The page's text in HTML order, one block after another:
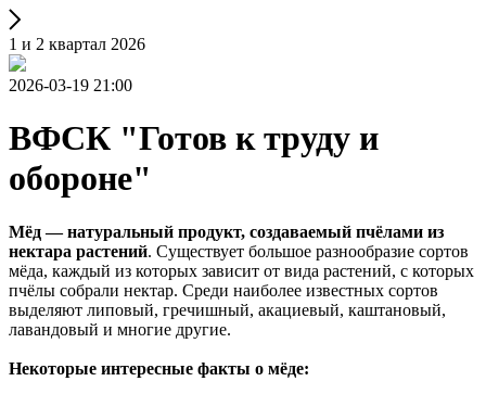
1 и 2 квартал 2026
2026-03-19 21:00
ВФСК "Готов к труду и
обороне"
Мёд — натуральный продукт, создаваемый пчёлами из
нектара растений. Существует большое разнообразие сортов
мёда, каждый из которых зависит от вида растений, с которых
пчёлы собрали нектар. Среди наиболее известных сортов
выделяют липовый, гречишный, акациевый, каштановый,
лавандовый и многие другие.
Некоторые интересные факты о мёде: